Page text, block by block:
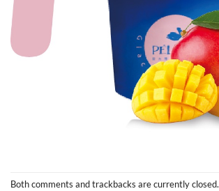
Both comments and trackbacks are currently closed.